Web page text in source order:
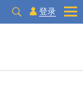
登录